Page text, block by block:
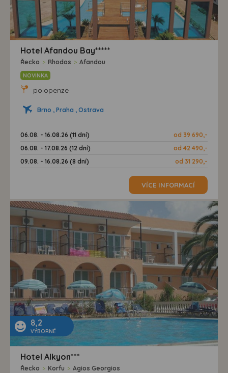
Hotel Afandou Bay*****
Řecko > Rhodos > Afandou
NOVINKA
polopenze
Brno , Praha , Ostrava
06.08. - 16.08.26 (11 dní)
od 39 690,-
06.08. - 17.08.26 (12 dní)
od 42 490,-
09.08. - 16.08.26 (8 dní)
od 31 290,-
VÍCE INFORMACÍ
8,2
VÝBORNÉ
Hotel Alkyon***
Řecko > Korfu > Agios Georgios